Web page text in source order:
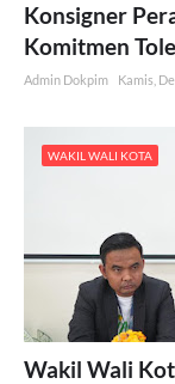
Konsigner
Komitmen
Admin Dokpim Kamis,
WAKIL WALI KOTA
Wakil Wali